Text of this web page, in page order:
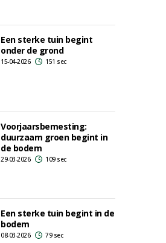
Een sterke tuin begint
onder de grond
15-04-2026 151 sec
Voorjaarsbemesting:
duurzaam groen begint in
de bodem
29-03-2026 109 sec
Een sterke tuin begint in de
bodem
08-03-2026 79 sec